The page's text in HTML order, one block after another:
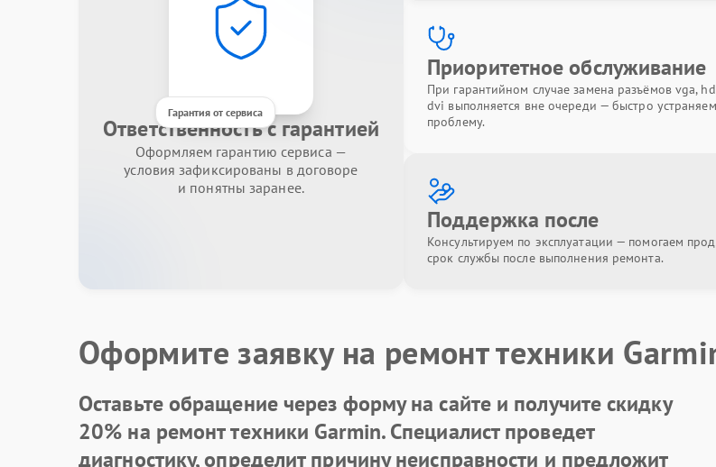
Гарантия от сервиса
Ответственность с гарантией
Оформляем гарантию сервиса —
условия зафиксированы в договоре
и понятны заранее.
Приоритетное обслуживание
При гарантийном случае замена разъёмов vga,
dvi выполняется вне очереди — быстро устраняем
проблему.
Поддержка после
Консультируем по эксплуатации — помогаем
срок службы после выполнения ремонта.
Оформите заявку на ремонт техники
Оставьте обращение через форму на сайте и получите скидку
20% на ремонт техники Garmin. Специалист проведет
диагностику, определит причину неисправности и предложит